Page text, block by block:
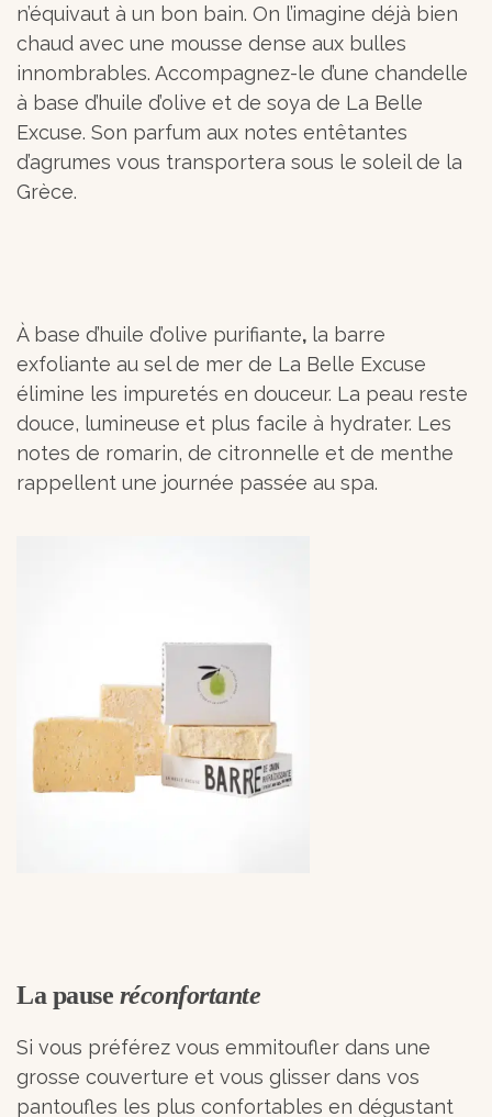
n’équivaut à un bon bain. On l’imagine déjà bien
chaud avec une mousse dense aux bulles
innombrables. Accompagnez-le d’une chandelle
à base d’huile d’olive et de soya de La Belle
Excuse. Son parfum aux notes entêtantes
d’agrumes vous transportera sous le soleil de la
Grèce.
À base d’huile d’olive purifiante, la barre
exfoliante au sel de mer de La Belle Excuse
élimine les impuretés en douceur. La peau reste
douce, lumineuse et plus facile à hydrater. Les
notes de romarin, de citronnelle et de menthe
rappellent une journée passée au spa.
La pause réconfortante
Si vous préférez vous emmitoufler dans une
grosse couverture et vous glisser dans vos
pantoufles les plus confortables en dégustant